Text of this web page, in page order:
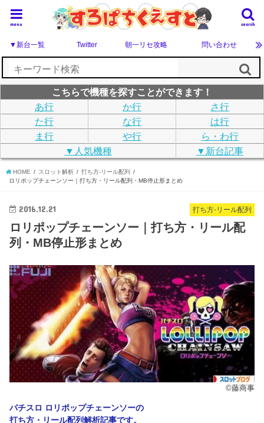
search
menu
▼新台一覧 Twitter 朝一リセ攻略 問い合わせ
こちらで機種を探すことができます！
あ行
か行
さ行
た行
な行
は行
ま行
や行
ら・わ行
▼人気機種
▼新台記事
HOME スロット解析
打ち方-リール配列
ロリポップチェーンソー｜打ち方・リール配列・MB停止形まとめ
打ち方-リール配列
2016.12.21
ロリポップチェーンソー｜打ち方・リール配
列・MB停止形まとめ
©藤商事
パチスロ ロリポップチェーンソーの
打ち方・リール配列解析記事です。